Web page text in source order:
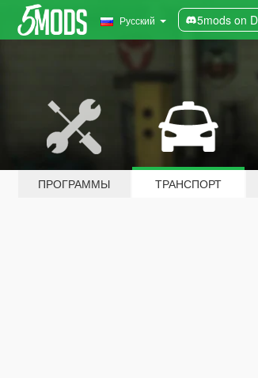
Русский 5mods on
ПРОГРАММЫ ТРАНСПОРТ